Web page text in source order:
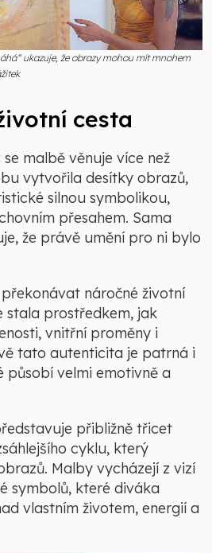
ukazuje, že obrazy mohou mít mnohem
cesta
malbě věnuje více než
vytvořila desítky obrazů,
silnou symbolikou,
přesahem. Sama
že právě umění pro ni bylo
náročné životní
stala prostředkem, jak
vnitřní proměny i
tato autenticita je patrná i
působí velmi emotivně a
přibližně třicet
cyklu, který
Malby vycházejí z vizí
symbolů, které diváka
vlastním životem, energií a